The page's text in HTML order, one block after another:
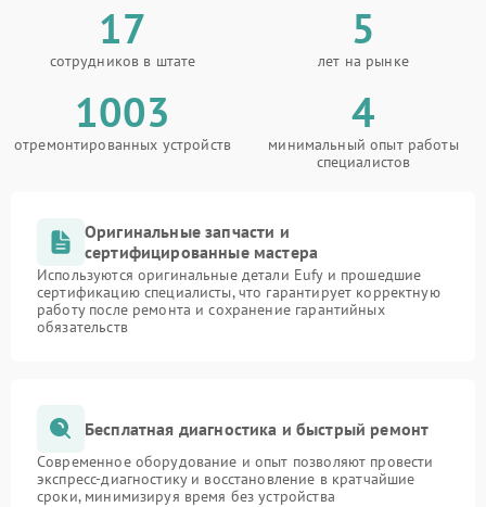
17
сотрудников в штате
5
лет на рынке
1003
отремонтированных устройств
4
минимальный опыт работы
специалистов
Оригинальные запчасти и
сертифицированные мастера
Используются оригинальные детали Eufy и прошедшие
сертификацию специалисты, что гарантирует корректную
работу после ремонта и сохранение гарантийных
обязательств
Бесплатная диагностика и быстрый ремонт
Современное оборудование и опыт позволяют провести
экспресс-диагностику и восстановление в кратчайшие
сроки, минимизируя время без устройства